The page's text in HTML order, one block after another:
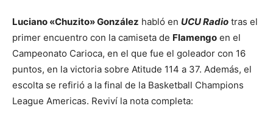
Luciano «Chuzito» González habló en UCU Radio tras el
primer encuentro con la camiseta de Flamengo en el
Campeonato Carioca, en el que fue el goleador con 16
puntos, en la victoria sobre Atitude 114 a 37. Además, el
escolta se refirió a la final de la Basketball Champions
League Americas. Reviví la nota completa: